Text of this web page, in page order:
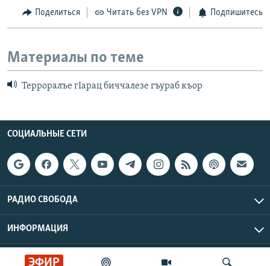
ЭФИР
Поделиться Читать без VPN Подпишитесь
Материалы по теме
Терроралъе гIарац биччалезе гъураб къор
СОЦИАЛЬНЫЕ СЕТИ
РАДИО СВОБОДА
ИНФОРМАЦИЯ
Радио Свобода © 2026 RFE/RL, Inc. | Все права защищены.